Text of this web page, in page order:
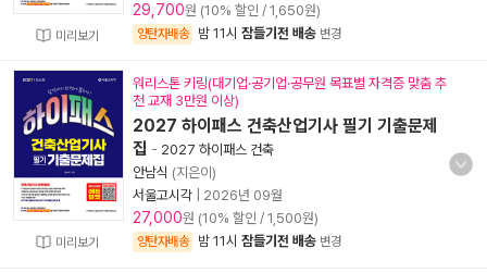
미리보기
29,700원 (10% 할인 / 1,650원)
양탄자배송 밤 11시 잠들기전 배송 변경
미리보기
워리스톤 키링(대기업·공기업·공무원 목표별 자격증 맞춤 추
천 교재 3만원 이상)
2027 하이패스 건축산업기사 필기 기출문제
집 - 2027 하이패스 건축
안남식 (지은이)
서울고시각
2026년 09월
27,000원 (10% 할인 / 1,500원)
양탄자배송 밤 11시 잠들기전 배송 변경